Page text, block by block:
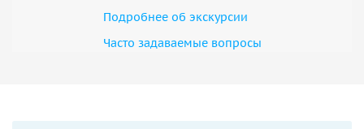
Подробнее об экскурсии
Часто задаваемые вопросы